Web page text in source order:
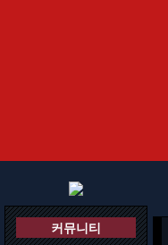
커뮤니티